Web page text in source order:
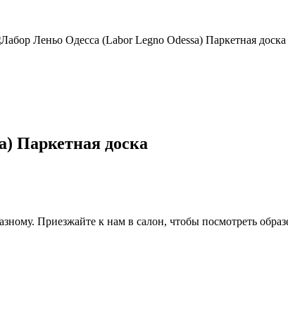
Паркетная доска
Приезжайте к нам в салон, чтобы посмотреть